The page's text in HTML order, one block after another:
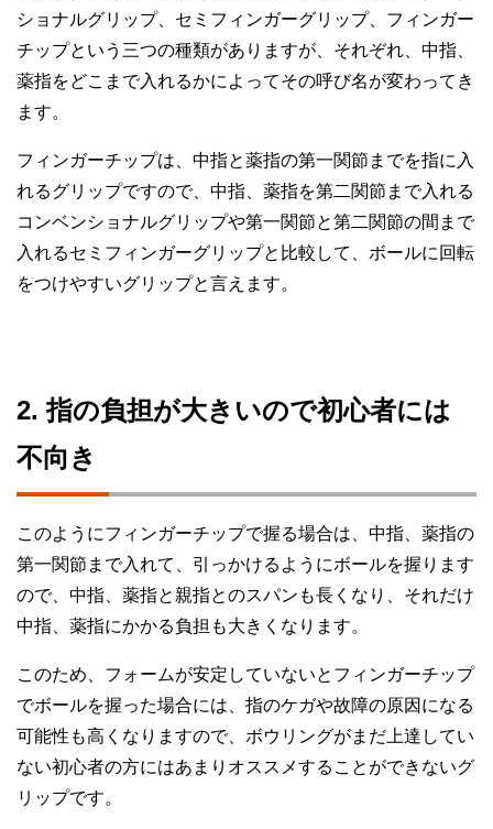
ショナルグリップ、セミフィンガーグリップ、フィンガー
チップという三つの種類がありますが、それぞれ、中指、
薬指をどこまで入れるかによってその呼び名が変わってき
ます。
フィンガーチップは、中指と薬指の第一関節までを指に入
れるグリップですので、中指、薬指を第二関節まで入れる
コンベンショナルグリップや第一関節と第二関節の間まで
入れるセミフィンガーグリップと比較して、ボールに回転
をつけやすいグリップと言えます。
2. 指の負担が大きいので初心者には
不向き
このようにフィンガーチップで握る場合は、中指、薬指の
第一関節まで入れて、引っかけるようにボールを握ります
ので、中指、薬指と親指とのスパンも長くなり、それだけ
中指、薬指にかかる負担も大きくなります。
このため、フォームが安定していないとフィンガーチップ
でボールを握った場合には、指のケガや故障の原因になる
可能性も高くなりますので、ボウリングがまだ上達してい
ない初心者の方にはあまりオススメすることができないグ
リップです。